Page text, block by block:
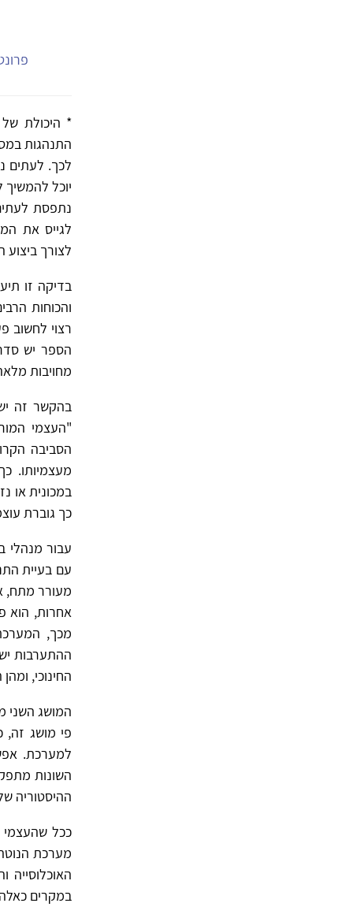
* היכולת
התנהגות
לכך. לעתים
יוכל
נתפסת
לגייס את
לצורך
בדיקה זו
והכוחות
רצוי לחשוב
הספר יש
מחויבות
בהקשר זה
"העצמי
הסביבה
מעצמיותו.
במכונית או
כך גוברת
עבור מנהלי
עם בעיית
מעורר מתח,
אחרות, הוא
מכך,
ההתערבות
החינוכי,
המושג השני
פי מושג זה,
למערכת.
השונות
ההיסטוריה
ככל שהעצמי
מערכת
במקרים